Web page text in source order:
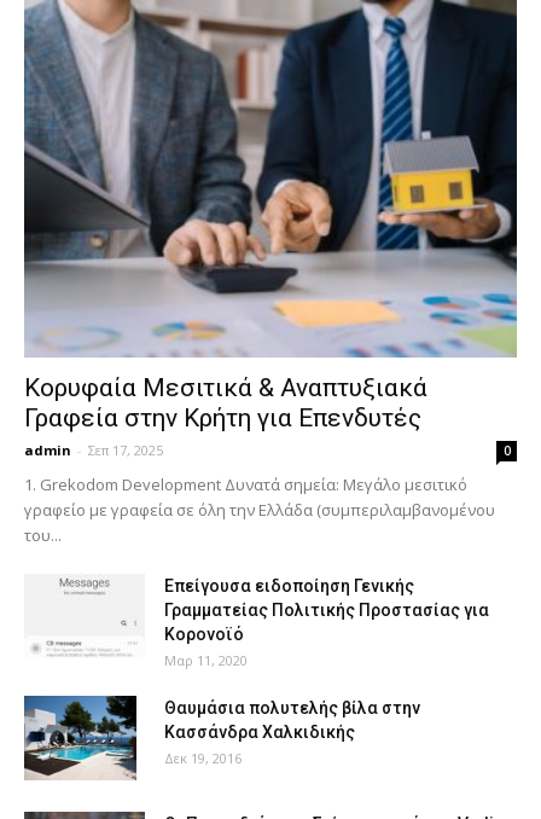
Κορυφαία Μεσιτικά & Αναπτυξιακά
Γραφεία στην Κρήτη για Επενδυτές
admin - Σεπ 17, 2025 0
1. Grekodom Development Δυνατά σημεία: Μεγάλο μεσιτικό
γραφείο με γραφεία σε όλη την Ελλάδα (συμπεριλαμβανομένου
του...
Επείγουσα ειδοποίηση Γενικής
Γραμματείας Πολιτικής Προστασίας για
Κορονοϊό
Μαρ 11, 2020
Θαυμάσια πολυτελής βίλα στην
Κασσάνδρα Χαλκιδικής
Δεκ 19, 2016